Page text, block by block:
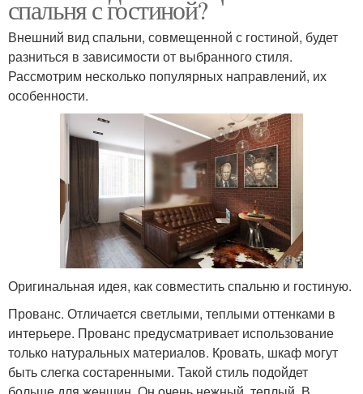
спальня с гостиной?
Внешний вид спальни, совмещенной с гостиной, будет
разниться в зависимости от выбранного стиля.
Рассмотрим несколько популярных направлений, их
особенности.
Оригинальная идея, как совместить спальню и гостиную.
Прованс. Отличается светлыми, теплыми оттенками в
интерьере. Прованс предусматривает использование
только натуральных материалов. Кровать, шкаф могут
быть слегка состаренными. Такой стиль подойдет